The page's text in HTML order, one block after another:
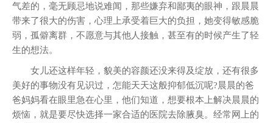
气差的，毫无顾忌地说难闻，那些嫌弃和鄙夷的眼神，跟晨晨
带来了很大的伤害，心理上承受着巨大的负担，她变得敏感脆
弱，孤僻离群，不愿意与其他人接触，甚至有的时候产生了轻
生的想法。
女儿还这样年轻，貌美的容颜还没来得及绽放，还有很多
美好的事物没有见识过，怎能天天这般抑郁低沉呢?晨晨的爸
爸妈妈看在眼里急在心里，他们知道，想要根本上解决晨晨的
烦恼，就是要尽快选择一家合适的医院去除腋臭。经常网上的